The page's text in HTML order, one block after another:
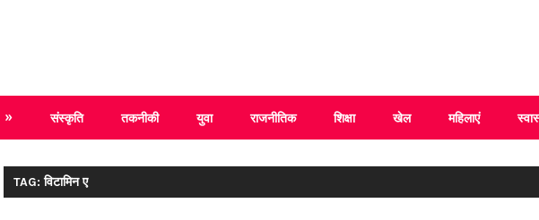
संस्कृति तकनीकी युवा राजनीतिक शिक्षा खेल महिलाएं
TAG: विटामिन ए